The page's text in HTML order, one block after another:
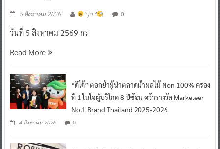
5 สิงหาคม 2026 ^ jo ^ 0
วันที่ 5 สิงหาคม 2569 กร
Read More
“ดีโด้” ตอกย้ำผู้นำตลาดน้ำผลไม้ Non 100% ครอง
ที่ 1 ในใจผู้บริโภค 8 ปีซ้อน คว้ารางวัล Marketeer
No.1 Brand Thailand 2025-2026
4 สิงหาคม 2026 0